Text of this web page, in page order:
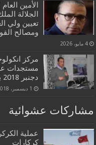
الأمين
الجلالة
تعيين ولي
ومصالح
4 مايو، 2026
مركز
دجنبر 2018 بالرباط
1 ديسمبر، 2018
مشاركات عشوائية
عملية
كركارات